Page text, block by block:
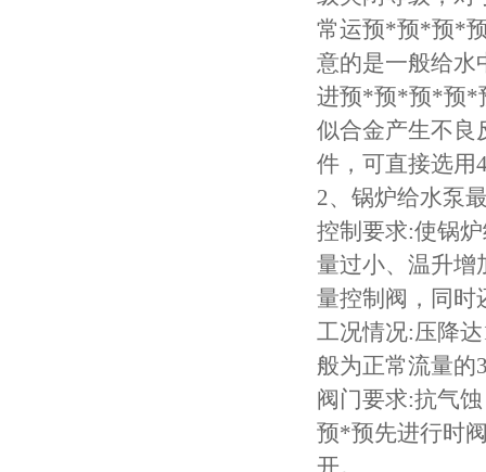
常运预*预*预*
意的是一般给
进预*预*预*预*
似合金产生不良
件，可直接选用
2、锅炉给水泵
控制要求:使锅
量过小、温升增
量控制阀，同时
工况情况:压降
般为正常流量的
阀门要求:抗气
预*预先进行时
开。